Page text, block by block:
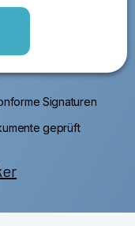
Signaturen
geprüft